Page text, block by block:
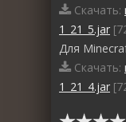
Скачать:
1_21_5.jar
Для
Скачать:
1_21_4.jar